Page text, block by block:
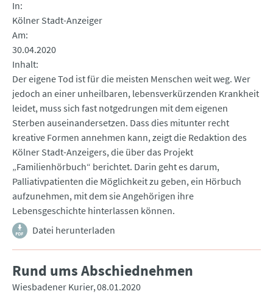
In
Kölner Stadt-Anzeiger
Am
30.04.2020
Inhalt
Der eigene Tod ist für die meisten Menschen weit weg. Wer
jedoch an einer unheilbaren, lebensverkürzenden Krankheit
leidet, muss sich fast notgedrungen mit dem eigenen
Sterben auseinandersetzen. Dass dies mitunter recht
kreative Formen annehmen kann, zeigt die Redaktion des
Kölner Stadt-Anzeigers, die über das Projekt
„Familienhörbuch“ berichtet. Darin geht es darum,
Palliativpatienten die Möglichkeit zu geben, ein Hörbuch
aufzunehmen, mit dem sie Angehörigen ihre
Lebensgeschichte hinterlassen können.
Datei herunterladen
Rund ums Abschiednehmen
Wiesbadener Kurier 08.01.2020